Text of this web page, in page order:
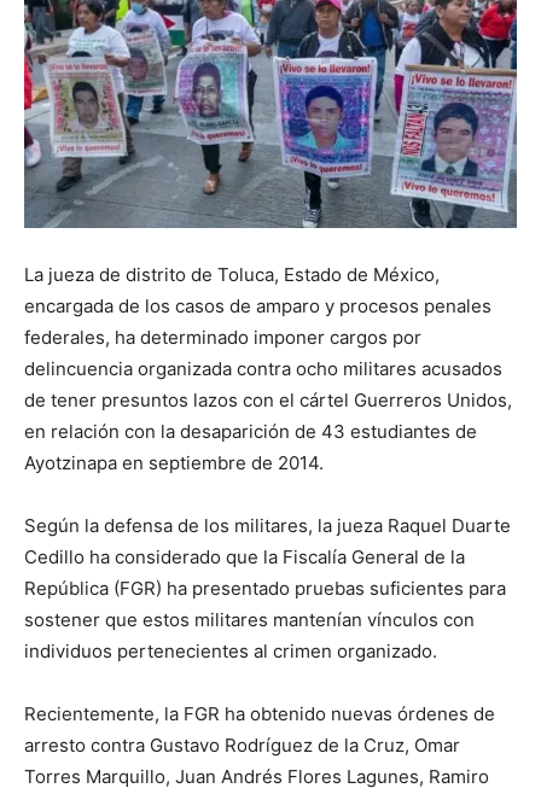
La jueza de distrito de Toluca, Estado de México,
encargada de los casos de amparo y procesos penales
federales, ha determinado imponer cargos por
delincuencia organizada contra ocho militares acusados
de tener presuntos lazos con el cártel Guerreros Unidos,
en relación con la desaparición de 43 estudiantes de
Ayotzinapa en septiembre de 2014.
Según la defensa de los militares, la jueza Raquel Duarte
Cedillo ha considerado que la Fiscalía General de la
República (FGR) ha presentado pruebas suficientes para
sostener que estos militares mantenían vínculos con
individuos pertenecientes al crimen organizado.
Recientemente, la FGR ha obtenido nuevas órdenes de
arresto contra Gustavo Rodríguez de la Cruz, Omar
Torres Marquillo, Juan Andrés Flores Lagunes, Ramiro